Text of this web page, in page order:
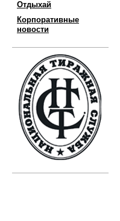
Отдыхай
Корпоративные
новости